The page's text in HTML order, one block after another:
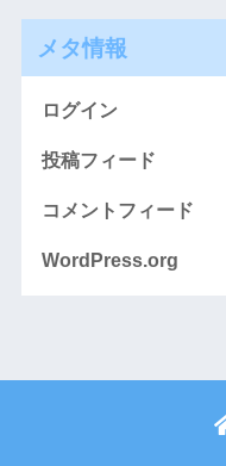
メタ情報
ログイン
投稿フィード
コメントフィード
WordPress.org